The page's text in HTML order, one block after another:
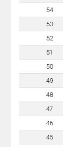
54
53
52
51
50
49
48
47
46
45